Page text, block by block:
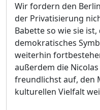
Wir fordern den
der Privatisierung
Babette so wie sie
demokratisches
weiterhin
außerdem die
freundlichst auf, den
kulturellen Vielfalt